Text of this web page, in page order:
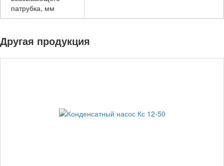
патрубка, мм
Другая продукция